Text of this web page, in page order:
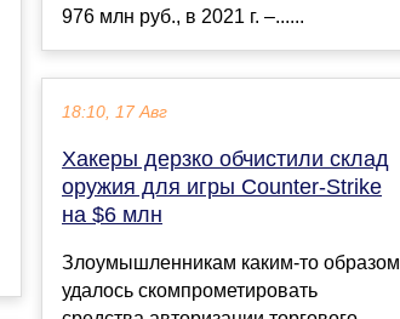
976 млн руб., в 2021 г. –......
18:10, 17 Авг
Хакеры дерзко обчистили склад
оружия для игры Counter-Strike
на $6 млн
Злоумышленникам каким-то образом
удалось скомпрометировать